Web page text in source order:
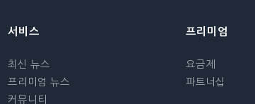
서비스
최신 뉴스
프리미엄 뉴스
커뮤니티
프리미엄
요금제
파트너십